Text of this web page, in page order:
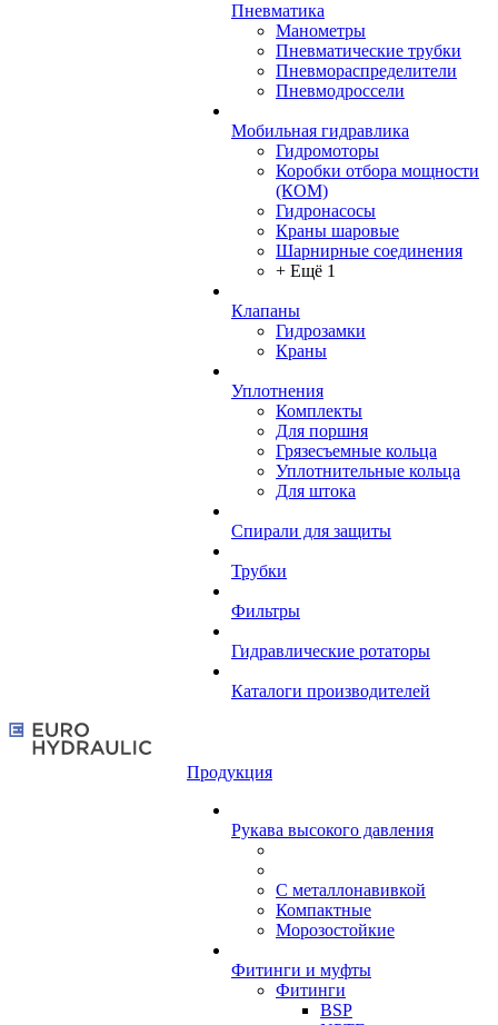
Пневматика
Манометры
Пневматические трубки
Пневмораспределители
Пневмодроссели
Мобильная гидравлика
Гидромоторы
Коробки отбора мощности
(КОМ)
Гидронасосы
Краны шаровые
Шарнирные соединения
+ Ещё 1
Клапаны
Гидрозамки
Краны
Уплотнения
Комплекты
Для поршня
Грязесъемные кольца
Уплотнительные кольца
Для штока
Спирали для защиты
Трубки
Фильтры
Гидравлические ротаторы
Каталоги производителей
Продукция
Рукава высокого давления
С металлонавивкой
Компактные
Морозостойкие
Фитинги и муфты
Фитинги
BSP